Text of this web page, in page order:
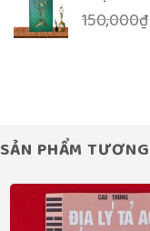
150,000₫
SẢN PHẨM